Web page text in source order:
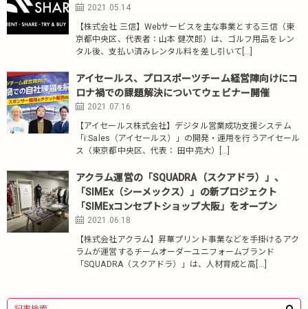
2021.05.14
【株式会社 三信】Webサービスを主な事業とする三信（東
京都中央区、代表者：山本 健次郎）は、ゴルフ用品をレン
タル後、支払い済みレンタル料を差し引いて[…]
アイセールス、プロスポーツチーム経営陣向けにコ
ロナ禍での課題解決についてウェビナー開催
2021.07.16
【アイセールス株式会社】デジタル営業成功支援システム
「i:Sales（アイセールス）」の開発・運用を行うアイセール
ス（東京都中央区、代表： 田中亮大）[…]
アクラム運営の「SQUADRA（スクアドラ）」、
「SIMEx（シーメックス）」の新プロジェクト
「SIMExコンセプトショップ大阪」をオープン
2021.06.18
【株式会社アクラム】昇華プリント事業などを手掛けるアク
ラムが運営するチームオーダーユニフォームブランド
「SQUADRA（スクアドラ）」は、人材育成と高[…]